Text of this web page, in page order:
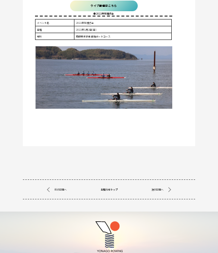
ライブ配信はこちら
●2022年初漕ぎ会
イベント名
2022年初漕ぎ会
日程
2022年1月2日(日)
場所
鳥取県米子市 錦海ボートコース
前の記事へ お知らせトップ 次の記事へ